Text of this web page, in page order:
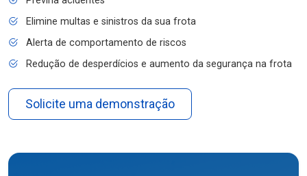
Elimine multas e sinistros da sua frota
Alerta de comportamento de riscos
Redução de desperdícios e aumento da segurança na frota
Solicite uma demonstração